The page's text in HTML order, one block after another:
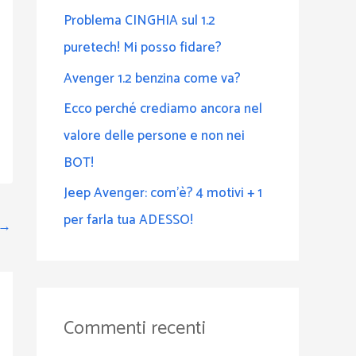
→
Problema CINGHIA sul 1.2
puretech! Mi posso fidare?
Avenger 1.2 benzina come va?
Ecco perché crediamo ancora nel
valore delle persone e non nei
BOT!
Jeep Avenger: com’è? 4 motivi + 1
per farla tua ADESSO!
Commenti recenti